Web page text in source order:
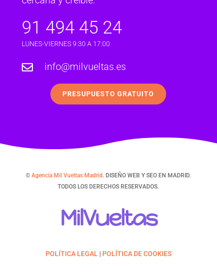
91 494 45 24
LUNES-VIERNES 9:30 A 17:00
 info@milvueltas.es
PRESUPUESTO GRATUITO
©Agencia Mil Vueltas Madrid. DISEÑO WEB Y SEO EN MADRID.
TODOS LOS DERECHOS RESERVADOS.
MilVueltas
POLÍTICA LEGAL | POLÍTICA DE COOKIES